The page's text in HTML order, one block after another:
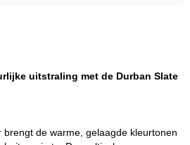
uitstraling met de Durban Slate
brengt de warme, gelaagde kleurtonen